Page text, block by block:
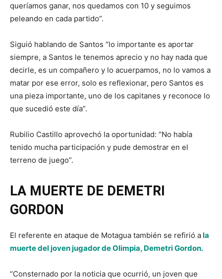
queríamos ganar, nos quedamos con 10 y seguimos
peleando en cada partido”.
Siguió hablando de Santos “lo importante es aportar
siempre, a Santos le tenemos aprecio y no hay nada que
decirle, es un compañero y lo acuerpamos, no lo vamos a
matar por ese error, solo es reflexionar, pero Santos es
una pieza importante, uno de los capitanes y reconoce lo
que sucedió este día”.
Rubilio Castillo aprovechó la oportunidad: “No había
tenido mucha participación y pude demostrar en el
terreno de juego”.
LA MUERTE DE DEMETRI
GORDON
El referente en ataque de Motagua también se refirió ala
muerte del joven jugador de Olimpia, Demetri Gordon.
“Consternado por la noticia que ocurrió, un joven que